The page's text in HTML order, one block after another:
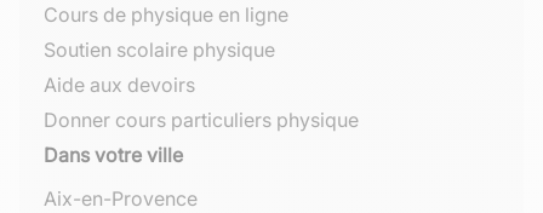
Cours de physique en ligne
Soutien scolaire physique
Aide aux devoirs
Donner cours particuliers physique
Dans votre ville
Aix-en-Provence